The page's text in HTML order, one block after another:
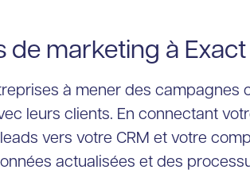
de marketing à Exact
à mener des campagnes
leurs clients. En connectant
vers votre CRM et votre
actualisées et des